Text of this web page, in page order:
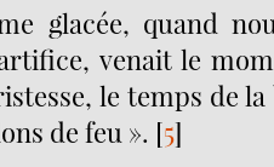
glacée, quand
venait le
le temps de la
de feu ». [5]